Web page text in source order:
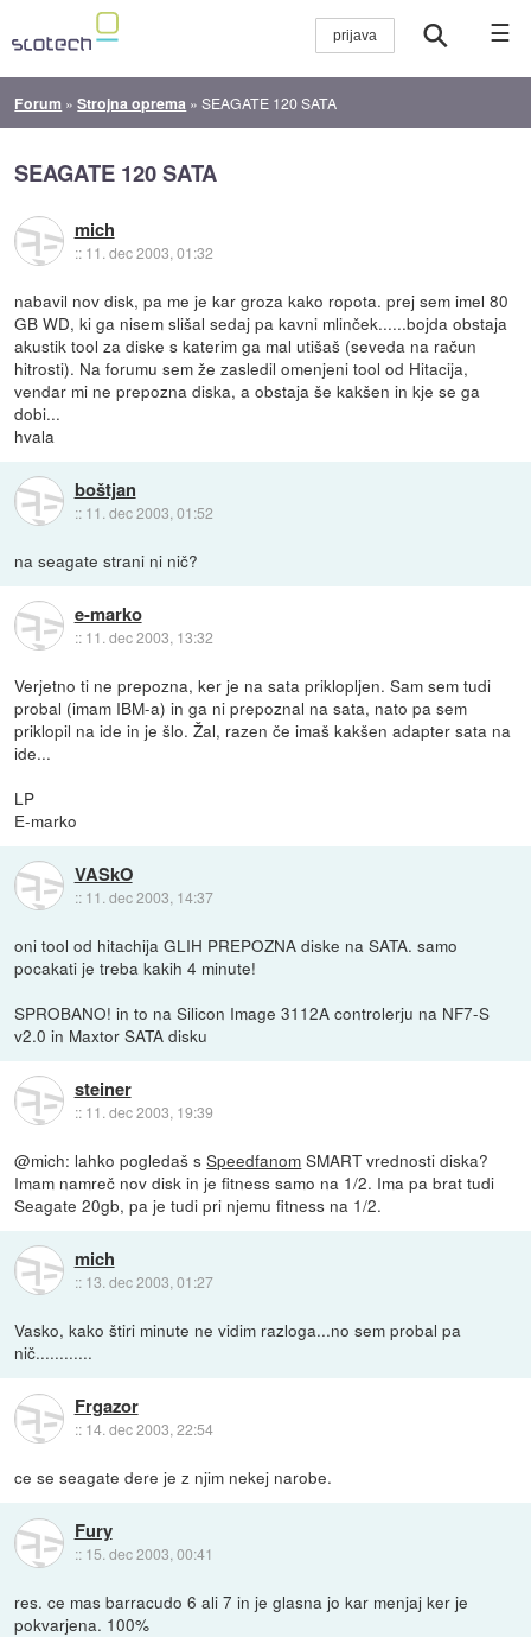
☰
Forum »Strojna oprema »SEAGATE 120 SATA
SEAGATE 120 SATA
mich
:: 11. dec 2003, 01:32
nabavil nov disk, pa me je kar groza kako ropota. prej sem imel 80
GB WD, ki ga nisem slišal sedaj pa kavni mlinček......bojda obstaja
akustik tool za diske s katerim ga mal utišaš (seveda na račun
hitrosti). Na forumu sem že zasledil omenjeni tool od Hitacija,
vendar mi ne prepozna diska, a obstaja še kakšen in kje se ga
dobi...
hvala
boštjan
:: 11. dec 2003, 01:52
na seagate strani ni nič?
e-marko
:: 11. dec 2003, 13:32
Verjetno ti ne prepozna, ker je na sata priklopljen. Sam sem tudi
probal (imam IBM-a) in ga ni prepoznal na sata, nato pa sem
priklopil na ide in je šlo. Žal, razen če imaš kakšen adapter sata na
ide...
LP
E-marko
VASkO
:: 11. dec 2003, 14:37
oni tool od hitachija GLIH PREPOZNA diske na SATA. samo
pocakati je treba kakih 4 minute!
SPROBANO! in to na Silicon Image 3112A controlerju na NF7-S
v2.0 in Maxtor SATA disku
steiner
:: 11. dec 2003, 19:39
@mich: lahko pogledaš sSpeedfanom SMART vrednosti diska?
Imam namreč nov disk in je fitness samo na 1/2. Ima pa brat tudi
Seagate 20gb, pa je tudi pri njemu fitness na 1/2.
mich
:: 13. dec 2003, 01:27
Vasko, kako štiri minute ne vidim razloga...no sem probal pa
nič............
Frgazor
:: 14. dec 2003, 22:54
ce se seagate dere je z njim nekej narobe.
Fury
:: 15. dec 2003, 00:41
res. ce mas barracudo 6 ali 7 in je glasna jo kar menjaj ker je
pokvarjena. 100%